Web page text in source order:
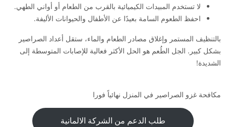
لا تستخدم المبيدات الكيميائية بالقرب من الطعام أو أواني الطهي.
احفظ الطعوم السامة بعيدًا عن الأطفال والحيوانات الأليفة.
بالتنظيف المستمر وإغلاق مصادر الطعام والماء، ستقل أعداد الصراصير
بشكل كبير. الجل الطُعم هو الحل الأكثر فعالية للإصابات المتوسطة إلى
الشديدة!
مكافحة غزو الصراصير في المنزل نهائياً فورا
طلب الدعم من الشركة الالمانية